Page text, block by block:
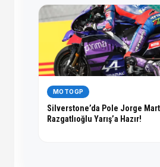
MOTOGP
Silverstone’da Pole Jorge
Razgatlıoğlu Yarış’a Hazır!